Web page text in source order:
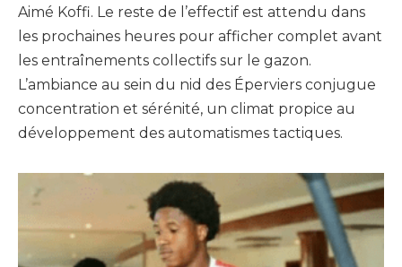
Aimé Koffi. Le reste de l’effectif est attendu dans
les prochaines heures pour afficher complet avant
les entraînements collectifs sur le gazon.
L’ambiance au sein du nid des Éperviers conjugue
concentration et sérénité, un climat propice au
développement des automatismes tactiques.